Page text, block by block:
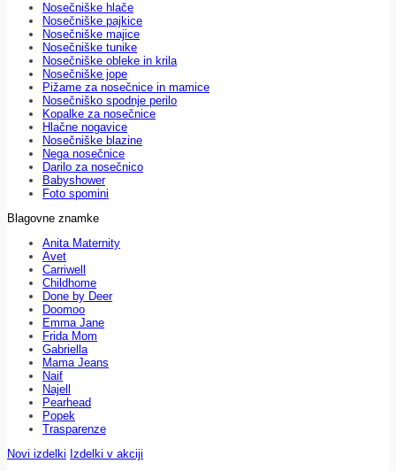
Nosečniške hlače
Nosečniške pajkice
Nosečniške majice
Nosečniške tunike
Nosečniške obleke in krila
Nosečniške jope
Pižame za nosečnice in mamice
Nosečniško spodnje perilo
Kopalke za nosečnice
Hlačne nogavice
Nosečniške blazine
Nega nosečnice
Darilo za nosečnico
Babyshower
Foto spomini
Blagovne znamke
Anita Maternity
Avet
Carriwell
Childhome
Done by Deer
Doomoo
Emma Jane
Frida Mom
Gabriella
Mama Jeans
Naif
Najell
Pearhead
Popek
Trasparenze
Novi izdelki Izdelki v akciji